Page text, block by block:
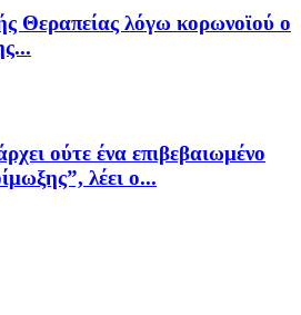
Θεραπείας λόγω κορωνοϊού ο
ούτε ένα επιβεβαιωμένο
λέει ο...